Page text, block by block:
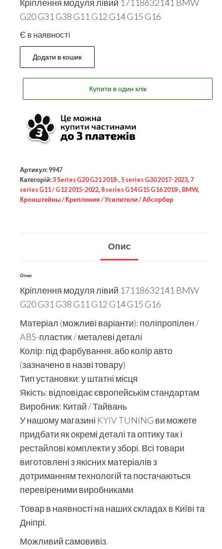
Кріплення модуля лівий 17118632141 BMW
G20 G31 G38 G11 G12 G14 G15 G16
Є в наявності
Додати в кошик
Купити в один клік
Артикул: 9947
Категорій:3 Series G20 G21 2018-, 5 series G30 2017-2023, 7
series G11 / G12 2015-2022, 8 series G14 G15 G16 2018-, BMW,
Кронштейны / Крепления / Усилители / Абсорбер
Опис
Опис
Кріплення модуля лівий 17118632141 BMW
G20 G31 G38 G11 G12 G14 G15 G16
Матеріал (можливі варіанти): поліпропілен /
ABS-пластик / металеві деталі
Колір: під фарбування, або колір авто
(зазначено в назві товару)
Тип установки: у штатні місця
Якість: відповідає європейськім стандартам
Виробник: Китай / Тайвань
У нашому магазині KYIV TUNING ви можете
придбати як окремі деталі та оптику так і
рестайлові комплекти у зборі. Всі товари
виготовлені з якісних матеріалів з
дотриманням технологій та постачаються
перевіреними виробниками.
Товар в наявності на наших складах в Київі та
Дніпрі.
Можливий самовивіз.